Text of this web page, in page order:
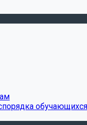
обучающихся